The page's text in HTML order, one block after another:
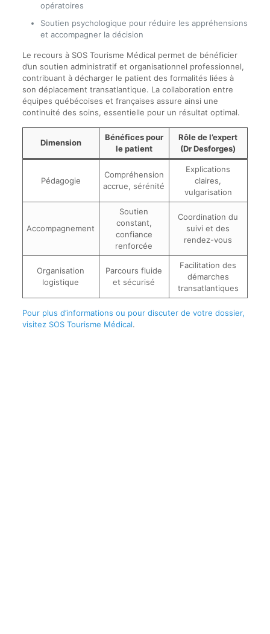
opératoires
Soutien psychologique pour réduire les appréhensions
et accompagner la décision
Le recours à SOS Tourisme Médical permet de bénéficier
d’un soutien administratif et organisationnel professionnel,
contribuant à décharger le patient des formalités liées à
son déplacement transatlantique. La collaboration entre
équipes québécoises et françaises assure ainsi une
continuité des soins, essentielle pour un résultat optimal.
Dimension
Bénéfices pour
le patient
Rôle de l’expert
(Dr Desforges)
Pédagogie
Compréhension
accrue, sérénité
Explications
claires,
vulgarisation
Accompagnement
Soutien
constant,
confiance
renforcée
Coordination du
suivi et des
rendez-vous
Organisation
logistique
Parcours fluide
et sécurisé
Facilitation des
démarches
transatlantiques
Pour plus d’informations ou pour discuter de votre dossier,
visitez SOS Tourisme Médical.